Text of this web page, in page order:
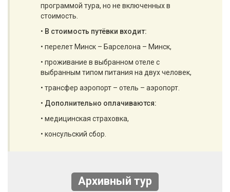
программой тура, но не включенных в
стоимость.
• В стоимость путёвки входит:
• перелет Минск – Барселона – Минск,
• проживание в выбранном отеле с
выбранным типом питания на двух человек,
• трансфер аэропорт – отель – аэропорт.
• Дополнительно оплачиваются:
• медицинская страховка,
• консульский сбор.
Архивный тур